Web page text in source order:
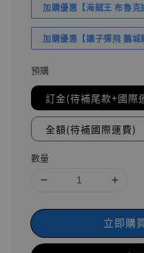
加購優惠【海賊王 布魯克
加購優惠【讓子彈飛 鵝城
預購
訂金(待補尾款+國際
全額(待補國際運費)
數量
立即購